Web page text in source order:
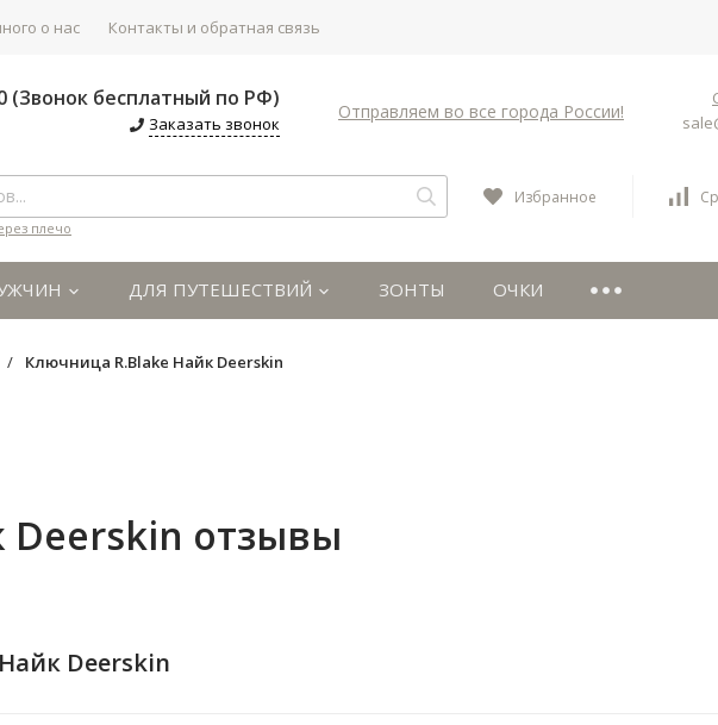
о нас Контакты и обратная связь
(Звонок бесплатный по РФ)
Заказать звонок
Отправляем во все города России!
плечо
Избранное
ДЛЯ ПУТЕШЕСТВИЙ ЗОНТЫ ОЧКИ
/ Ключница R.Blake Найк Deerskin
Deerskin отзывы
Deerskin